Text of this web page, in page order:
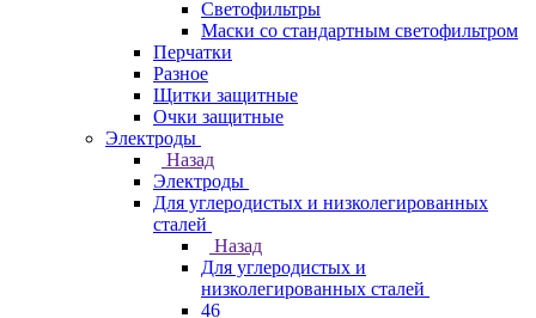
Светофильтры
Маски со стандартным светофильтром
Перчатки
Разное
Щитки защитные
Очки защитные
Электроды
Назад
Электроды
Для углеродистых и низколегированных
сталей
Назад
Для углеродистых и
низколегированных сталей
46